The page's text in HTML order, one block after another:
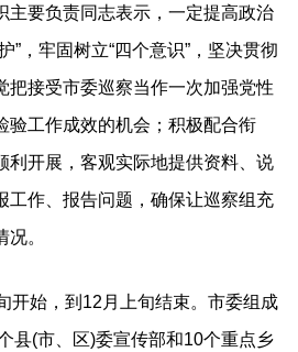
要负责同志表示，一定提高政治
”，牢固树立“四个意识”，坚决贯彻
把接受市委巡察当作一次加强党性
验工作成效的机会；积极配合衔
利开展，客观实际地提供资料、说
工作、报告问题，确保让巡察组充
。
始，到12月上旬结束。市委组成
县(市、区)委宣传部和10个重点乡